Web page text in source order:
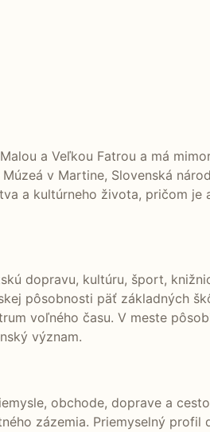
a Veľkou Fatrou a má
v Martine, Slovenská
a kultúrneho života, pričom je
dopravu, kultúru, šport,
pôsobnosti päť základných
voľného času. V meste
význam.
obchode, doprave a
zázemia. Priemyselný profil